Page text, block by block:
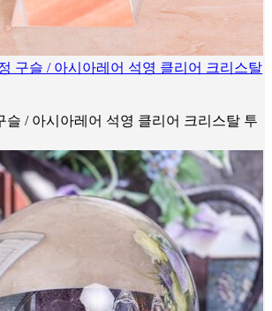
구슬 / 아시아레어 석영 클리어 크리스탈
슬 / 아시아레어 석영 클리어 크리스탈 투